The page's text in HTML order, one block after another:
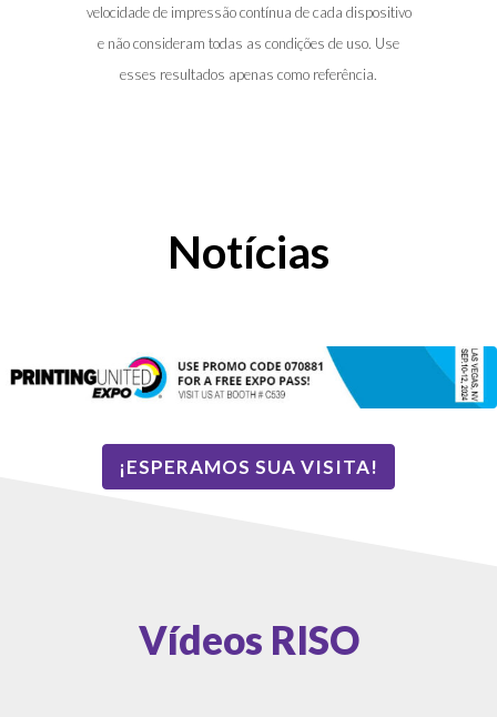
velocidade de impressão contínua de cada dispositivo
e não consideram todas as condições de uso. Use
esses resultados apenas como referência.
Notícias
¡ESPERAMOS SUA VISITA!
Vídeos RISO